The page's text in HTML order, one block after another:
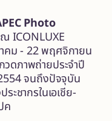
Photo
ณ ICONLUXE
คม - 22 พฤศจิกายน
ดภาพถ่ายประจำปี
จนถึงปัจจุบัน
ะชากรในเอเชีย-
ค